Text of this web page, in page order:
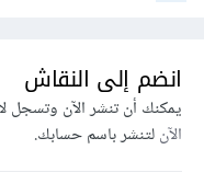
انضم إلى النقاش
يمكنك أن تنشر الآن وتسجل
الآنلتنشر باسم حسابك.